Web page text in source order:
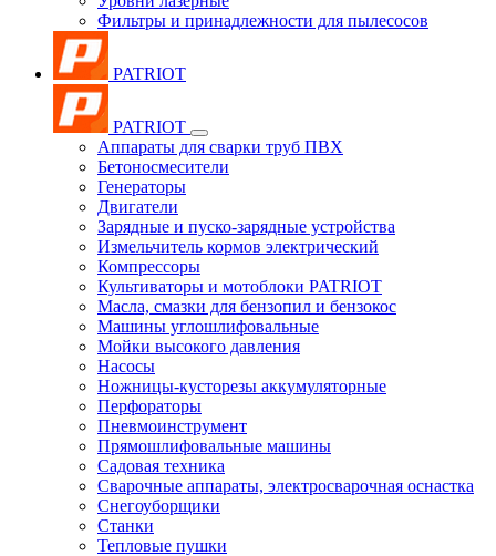
Фильтры и принадлежности для пылесосов
PATRIOT
PATRIOT
Аппараты для сварки труб ПВХ
Бетоносмесители
Генераторы
Двигатели
Зарядные и пуско-зарядные устройства
Измельчитель кормов электрический
Компрессоры
Культиваторы и мотоблоки PATRIOT
Масла, смазки для бензопил и бензокос
Машины углошлифовальные
Мойки высокого давления
Насосы
Ножницы-кусторезы аккумуляторные
Перфораторы
Пневмоинструмент
Прямошлифовальные машины
Садовая техника
Сварочные аппараты, электросварочная оснастка
Снегоуборщики
Станки
Тепловые пушки